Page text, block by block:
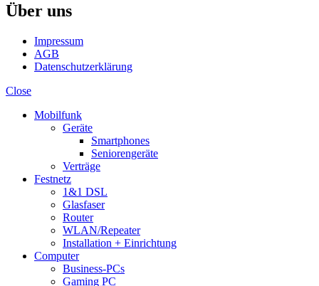
Über uns
Impressum
AGB
Datenschutzerklärung
Close
Mobilfunk
Geräte
Smartphones
Seniorengeräte
Verträge
Festnetz
1&1 DSL
Glasfaser
Router
WLAN/Repeater
Installation + Einrichtung
Computer
Business-PCs
Gaming PC